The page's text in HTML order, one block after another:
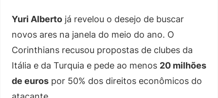
Yuri Alberto já revelou o desejo de buscar
novos ares na janela do meio do ano. O
Corinthians recusou propostas de clubes da
Itália e da Turquia e pede ao menos 20 milhões
de euros por 50% dos direitos econômicos do